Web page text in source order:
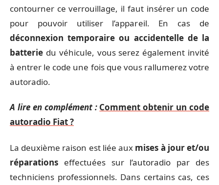
contourner ce verrouillage, il faut insérer un code
pour pouvoir utiliser l’appareil. En cas de
déconnexion temporaire ou accidentelle de la
batterie du véhicule, vous serez également invité
à entrer le code une fois que vous rallumerez votre
autoradio.
A lire en complément : Comment obtenir un code
autoradio Fiat ?
La deuxième raison est liée aux mises à jour et/ou
réparations effectuées sur l’autoradio par des
techniciens professionnels. Dans certains cas, ces